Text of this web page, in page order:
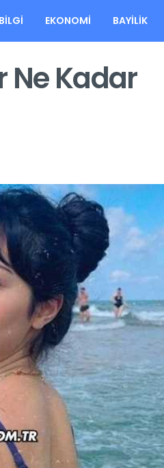
BILGI EKONOMI BAYILIK
Ne Kadar